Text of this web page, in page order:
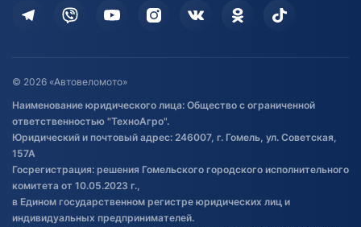
Дополнительные услуги
Оставить отзыв
Договор публичной оферты
Обработка файлов cookie
Постановка транспорта на учет
Обновления в ЭПТС 2024
© 2026 «Автовеломото»
Наименование юридического лица: Общество с ограниченной
ответственностью "ТехноАгро".
Юридический и почтовый адрес: 246007, г. Гомель, ул. Советская,
157А
Госрегистрация: решения Гомельского городского исполнительного
комитета от 10.05.2023 г.,
в Едином государственном регистре юридических лиц и
индивидуальных предпринимателей.